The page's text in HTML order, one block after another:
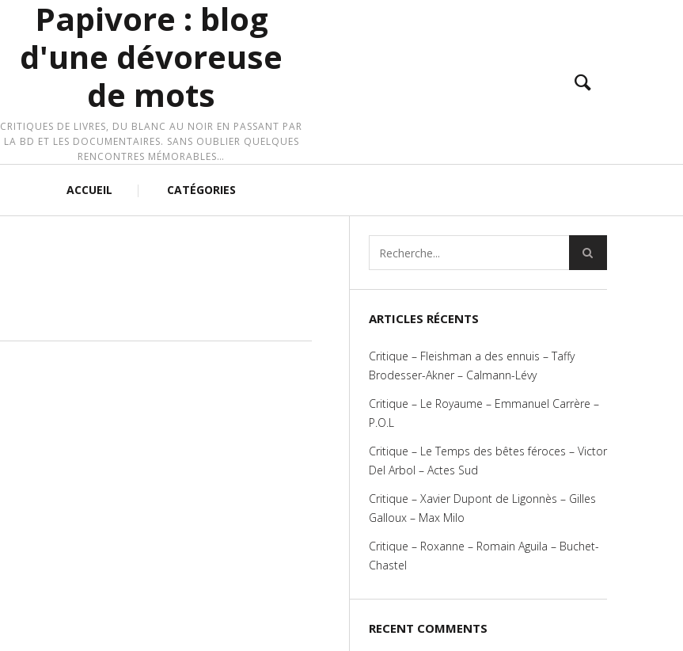
Papivore : blog
d'une dévoreuse
de mots
CRITIQUES DE LIVRES, DU BLANC AU NOIR EN PASSANT PAR
LA BD ET LES DOCUMENTAIRES. SANS OUBLIER QUELQUES
RENCONTRES MÉMORABLES…
ACCUEIL CATÉGORIES
ARTICLES RÉCENTS
Critique – Fleishman a des ennuis – Taffy
Brodesser-Akner – Calmann-Lévy
Critique – Le Royaume – Emmanuel Carrère –
P.O.L
Critique – Le Temps des bêtes féroces – Victor
Del Arbol – Actes Sud
Critique – Xavier Dupont de Ligonnès – Gilles
Galloux – Max Milo
Critique – Roxanne – Romain Aguila – Buchet-
Chastel
RECENT COMMENTS